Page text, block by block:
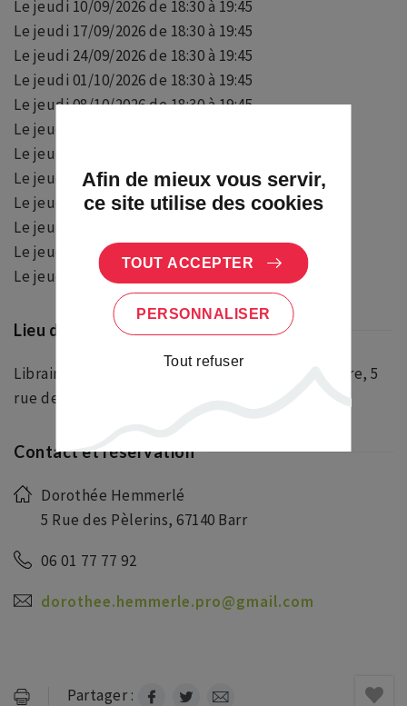
Le jeudi 10/09/2026 de 18:30 à 19:45
Le jeudi 17/09/2026 de 18:30 à 19:45
Le jeudi 24/09/2026 de 18:30 à 19:45
Le jeudi 01/10/2026 de 18:30 à 19:45
Le jeudi 08/10/2026 de 18:30 à 19:45
Le jeudi 15/10/2026 de 18:30 à 19:45
Le jeudi 22/10/2026 de 18:30 à 19:45
Le jeudi 29/10/2026 de 18:30 à 19:45
Le jeudi 05/11/2026 de 18:30 à 19:45
Le jeudi 12/11/2026 de 18:30 à 19:45
Le jeudi 19/11/2026 de 18:30 à 19:45
Le jeudi 26/11/2026 de 18:30 à 19:45
Lieu de la manifestation/de départ
Librairie Ecce Terra, l’entrée se fait par La Verrière, 5
rue des Pèlerins
Contact et réservation
Dorothée Hemmerlé
5 Rue des Pèlerins, 67140 Barr
06 01 77 77 92
dorothee.hemmerle.pro@gmail.com
Partager :
Afin de mieux vous servir,
ce site utilise des cookies
TOUT ACCEPTER
PERSONNALISER
Tout refuser